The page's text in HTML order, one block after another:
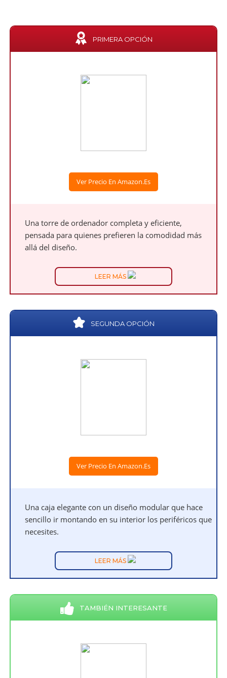
PRIMERA OPCIÓN
Ver Precio En Amazon.es
Una torre de ordenador completa y eficiente,
pensada para quienes prefieren la comodidad más
allá del diseño.
LEER MÁS
SEGUNDA OPCIÓN
Ver Precio En Amazon.es
Una caja elegante con un diseño modular que hace
sencillo ir montando en su interior los periféricos que
necesites.
LEER MÁS
TAMBIÉN INTERESANTE